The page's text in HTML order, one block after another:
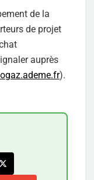
de la
de projet
auprès
).